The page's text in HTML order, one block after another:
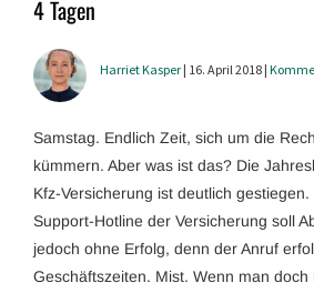
4 Tagen
Harriet Kasper | 16. April 2018 |
Samstag. Endlich Zeit, sich um die
kümmern. Aber was ist das? Die
Kfz-Versicherung ist deutlich
Support-Hotline der Versicherung soll
jedoch ohne Erfolg, denn der Anruf
Geschäftszeiten. Mist. Wenn man